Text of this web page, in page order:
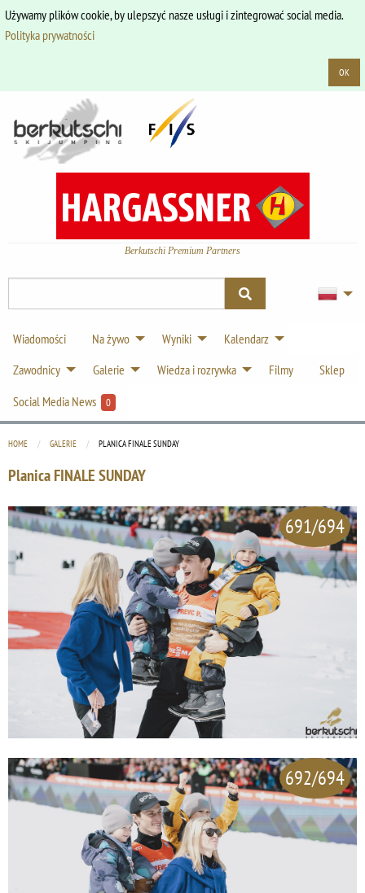
Używamy plików cookie, by ulepszyć nasze usługi i zintegrować social media.
Polityka prywatności
OK
Berkutschi Premium Partners
Wiadomości Na żywo Wyniki
Kalendarz
Zawodnicy
Galerie Wiedza i rozrywka Filmy
Sklep
Social Media News
0
HOME GALERIE CURRENT:
PLANICA FINALE SUNDAY
Planica FINALE SUNDAY
691/694
692/694